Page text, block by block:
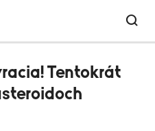
Tentokrát